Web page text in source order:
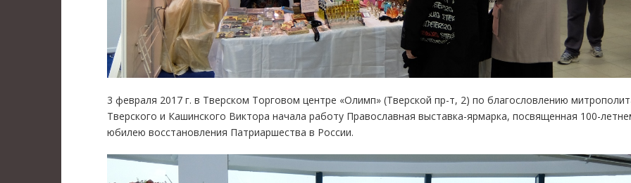
3 февраля 2017 г. в Тверском Торговом центре «Олимп» (Тверской пр-т, 2) по благословлению
Тверского и Кашинского Виктора начала работу Православная выставка-ярмарка, посвященная 100-
юбилею восстановления Патриаршества в России.